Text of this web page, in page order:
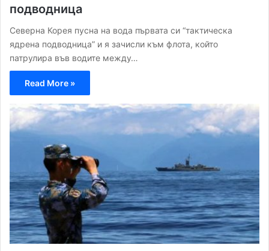
подводница
Северна Корея пусна на вода първата си “тактическа
ядрена подводница” и я зачисли към флота, който
патрулира във водите между…
Read More »